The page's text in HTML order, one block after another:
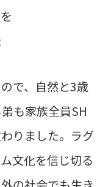
で、自然と3歳
も家族全員SH
りました。ラグ
文化を信じ切る